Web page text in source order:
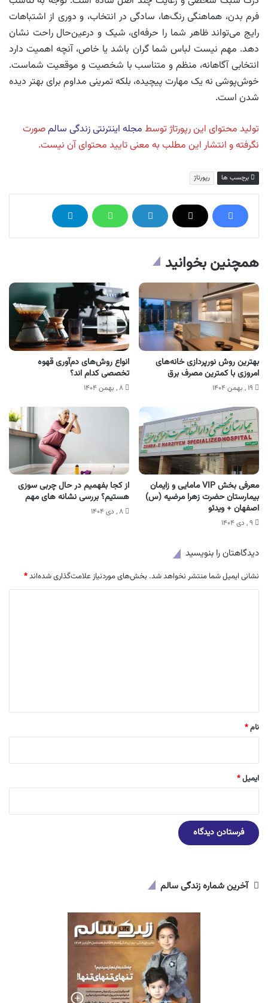
فرم بدن، هماهنگی رنگ‌ها، سادگی در انتخاب، و دوری از اشتباهات
رایج می‌تواند ظاهر شما را حرفه‌ای، شیک و درعین‌حال راحت نشان
دهد. مهم نیست لباس شما گران باشد یا خاص، آنچه اهمیت دارد
انتخابی آگاهانه، منظم و متناسب با شخصیت و موقعیت شماست.
خوش‌پوشی نه یک مهارت پیچیده، بلکه تمرینی مداوم برای بهتر دیده
شدن است.
تولید محتوای این رپورتاژ توسط مجله اینترنتی زندگی سالمصورت
نگرفته و انتشار این مطلب به معنی تایید محتوای آن نیست.
برچسب ها رپورتاژ
همچنین بخوانید
بهترین روش نورپردازی خانه‌های
امروزی با کمترین مصرف برق
۱۹ , بهمن ۱۴۰۴
انواع روش‌های دم‌آوری قهوه
تخصصی کدام اند؟
۸ , بهمن ۱۴۰۴
معرفی بخش VIP مامایی و زایمان
بیمارستان حضرت زهرا مرضیه (س)
اصفهان + ویدئو
۹ , دی ۱۴۰۴
از کجا بفهمیم در حال چربی سوزی
هستیم؟ بررسی نشانه های مهم
۸ , دی ۱۴۰۴
دیدگاهتان را بنویسید
نشانی ایمیل شما منتشر نخواهد شد. بخش‌های موردنیاز علامت‌گذاری شده‌اند*
نام*
ایمیل*
آخرین شماره زندگی سالم